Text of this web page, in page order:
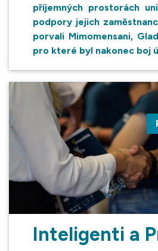
příjemných prostorách
podpory jejich
porvali Mimomensani,
pro které byl nakonec boj
Inteligenti a